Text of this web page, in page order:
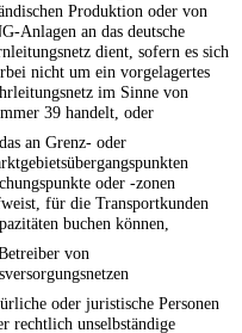
Produktion oder von
Anlagen an das deutsche
dient, sofern es sich
nicht um ein vorgelagertes
im Sinne von
39 handelt, oder
an Grenz- oder
oder -zonen
für die Transportkunden
buchen können,
von
oder juristische Personen
rechtlich unselbständige